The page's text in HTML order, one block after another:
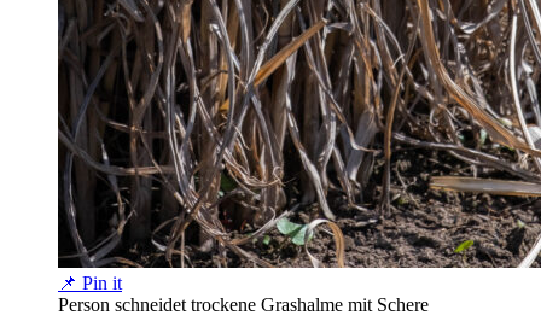
📌 Pin it
Person schneidet trockene Grashalme mit Schere